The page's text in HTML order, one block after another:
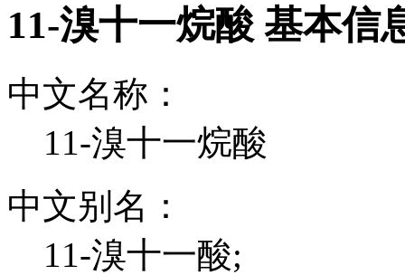
11-溴十一烷酸 基本信
中文名称：
11-溴十一烷酸
中文别名：
11-溴十一酸;